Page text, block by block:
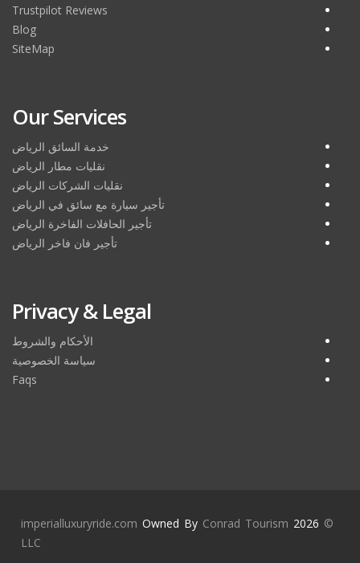
Trustpilot Reviews
Blog
SiteMap
Our Services
خدمة السائق الرياض
نقليات مطار الرياض
نقليات الشركات الرياض
تأجير سيارة مع سائق في الرياض
تأجير الحافلات الفاخرة الرياض
تأجير فان فاخر الرياض
Privacy & Legal
الأحكام والشروط
سياسة الخصوصية
Faqs
©
imperialluxuryride.com Owned By Conrad Tourism
LLC